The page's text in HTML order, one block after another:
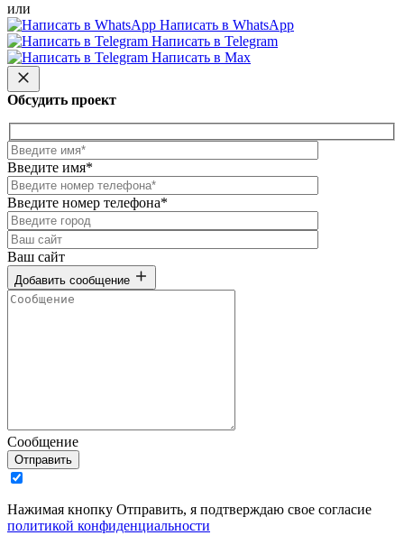
или
Написать в WhatsApp
Написать в Telegram
Написать в Max
Обсудить проект
Введите имя*
Введите номер телефона*
Ваш сайт
Добавить сообщение
Сообщение
Отправить
Нажимая кнопку Отправить, я подтверждаю свое согласие
политикой конфиденциальности